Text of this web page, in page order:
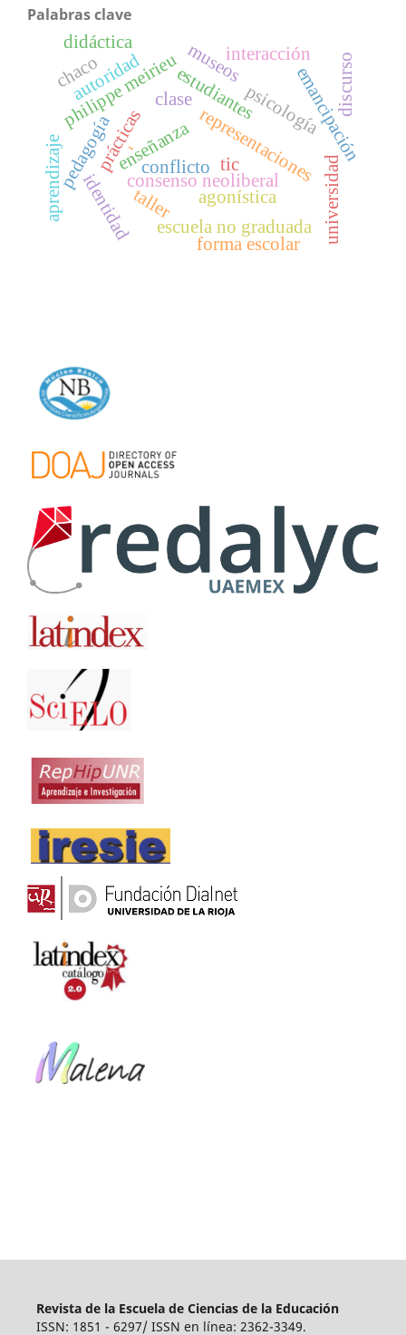
Palabras clave
representaciones
estudiantes
prácticas
enseñanza
psicología
consenso neoliberal
conflicto
agonística
philippe meirieu
pedagogía
autoridad
identidad
emancipación
taller
museos
aprendizaje tic universidad
escuela no graduada
-
interacción
didáctica
discurso
clase
forma escolar
chaco
Revista de la Escuela de Ciencias de la Educación
ISSN: 1851 - 6297/ ISSN en línea: 2362-3349.